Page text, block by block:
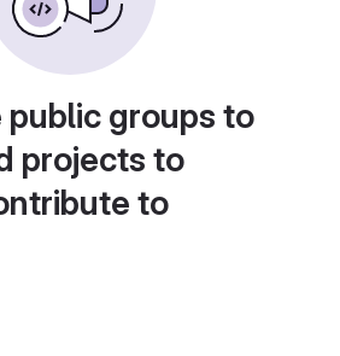
public groups to
projects to
to